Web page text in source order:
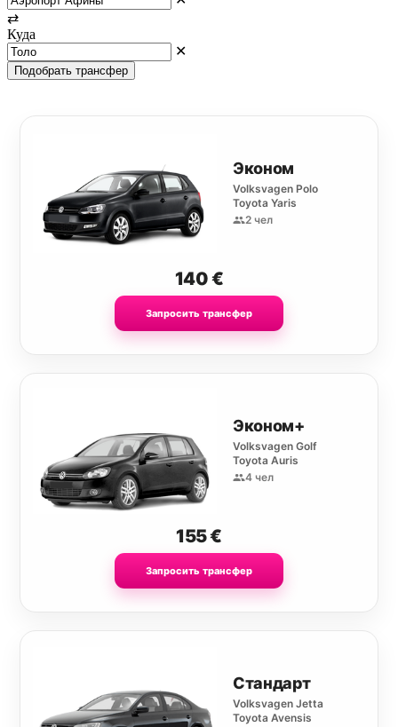
⇄
Куда
✕
Подобрать трансфер
Эконом
Volksvagen Polo
Toyota Yaris
2 чел
140€
Запросить трансфер
Эконом+
Volksvagen Golf
Toyota Auris
4 чел
155€
Запросить трансфер
Стандарт
Volksvagen Jetta
Toyota Avensis